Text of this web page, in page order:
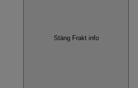
Stäng Frakt info